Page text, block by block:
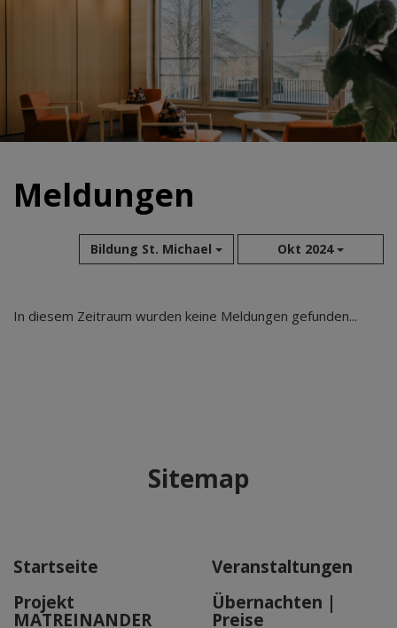
Meldungen
Bildung St. Michael Okt 2024
Aug 2026
Sep 2025
In diesem Zeitraum wurden keine Meldungen gefunden...
Sitemap
Startseite
Veranstaltungen
Projekt
MATREINANDER
Übernachten |
Preise